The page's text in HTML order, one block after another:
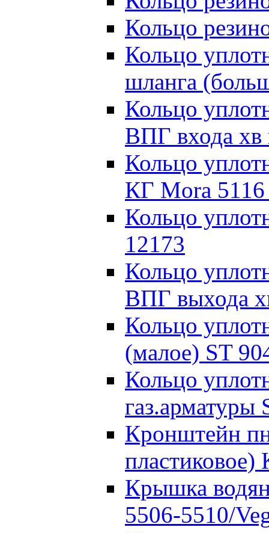
Кольцо
Кольцо
шланга
Кольцо
ВПГ входа хв
Кольцо
КГ Mora 5116
Кольцо
12173
Кольцо
ВПГ выхода
Кольцо
(малое) ST
Кольцо
газ.арматуры
Кронштейн
Крышка
5506-5510/